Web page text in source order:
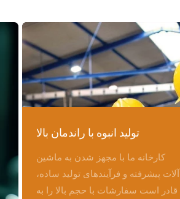
تولید انبوه با راندمان بالا
کارخانه ما با مجهز شدن به ماشین
آلات پیشرفته و فرآیندهای تولید ساده،
قادر است سفارشات با حجم بالا را به